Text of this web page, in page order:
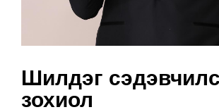
Шилдэг
зохиол